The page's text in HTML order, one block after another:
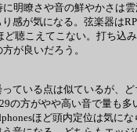
明瞭さや音の鮮やかさは
感が気になる。弦楽器は
ど聴こえてこない。打ち
が良いだろう。
ている点は似ているが、
の方がやや高い音で量も
ほど頭内定位は気に